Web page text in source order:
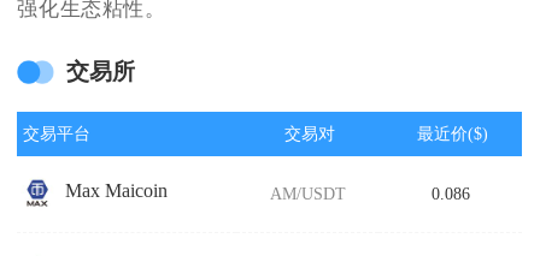
强化生态粘性。
交易所
交易平台 交易对 最近价($)
Max Maicoin AM/USDT 0.086